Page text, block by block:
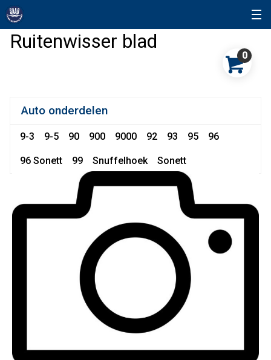
Ruitenwisser blad
0
Auto onderdelen
9-3 9-5 90 900 9000 92 93 95 96
96 Sonett 99 Snuffelhoek Sonett